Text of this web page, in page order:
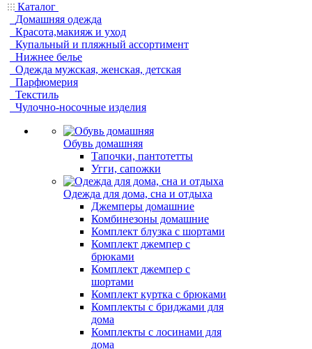
Каталог
Домашняя одежда
Красота,макияж и уход
Купальный и пляжный ассортимент
Нижнее белье
Одежда мужская, женская, детская
Парфюмерия
Текстиль
Чулочно-носочные изделия
Обувь домашняя
Тапочки, пантотетты
Угги, сапожки
Одежда для дома, сна и отдыха
Джемперы домашние
Комбинезоны домашние
Комплект блузка с шортами
Комплект джемпер с
брюками
Комплект джемпер с
шортами
Комплект куртка с брюками
Комплекты с бриджами для
дома
Комплекты с лосинами для
дома